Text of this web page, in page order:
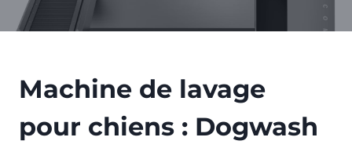
Machine de lavage
pour chiens : Dogwash